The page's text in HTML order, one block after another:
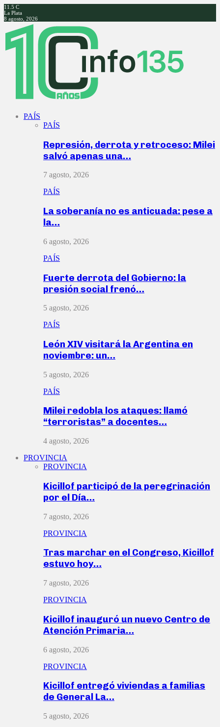
11.5 C
La Plata
8 agosto, 2026
Facebook
Twitter
Instagram
Youtube
PAÍS
PAÍS
Represión, derrota y retroceso: Milei
salvó apenas una…
7 agosto, 2026
PAÍS
La soberanía no es anticuada: pese a
la…
6 agosto, 2026
PAÍS
Fuerte derrota del Gobierno: la
presión social frenó…
5 agosto, 2026
PAÍS
León XIV visitará la Argentina en
noviembre: un…
5 agosto, 2026
PAÍS
Milei redobla los ataques: llamó
“terroristas” a docentes…
4 agosto, 2026
PROVINCIA
PROVINCIA
Kicillof participó de la peregrinación
por el Día…
7 agosto, 2026
PROVINCIA
Tras marchar en el Congreso, Kicillof
estuvo hoy…
7 agosto, 2026
PROVINCIA
Kicillof inauguró un nuevo Centro de
Atención Primaria…
6 agosto, 2026
PROVINCIA
Kicillof entregó viviendas a familias
de General La…
5 agosto, 2026